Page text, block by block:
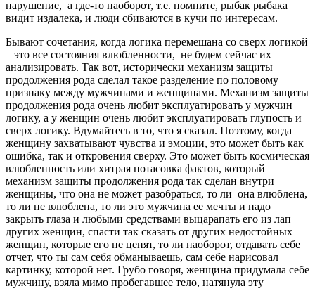
нарушение, а где-то наоборот, т.е. помните, рыбак рыбака
видит издалека, и люди сбиваются в кучи по интересам.
Бывают сочетания, когда логика перемешана со сверх логикой
– это все состояния влюбленности, не будем сейчас их
анализировать. Так вот, исторически механизм защиты
продолжения рода сделал такое разделение по половому
признаку между мужчинами и женщинами. Механизм защиты
продолжения рода очень любит эксплуатировать у мужчин
логику, а у женщин очень любит эксплуатировать глупость и
сверх логику. Вдумайтесь в то, что я сказал. Поэтому, когда
женщину захватывают чувства и эмоции, это может быть как
ошибка, так и откровения сверху. Это может быть космическая
влюбленность или хитрая потасовка фактов, который
механизм защиты продолжения рода так сделан внутри
женщины, что она не может разобраться, то ли она влюблена,
то ли не влюблена, то ли это мужчина ее мечты и надо
закрыть глаза и любыми средствами выцарапать его из лап
других женщин, спасти так сказать от других недостойных
женщин, которые его не ценят, то ли наоборот, отдавать себе
отчет, что ты сам себя обманываешь, сам себе нарисовал
картинку, которой нет. Грубо говоря, женщина придумала себе
мужчину, взяла мимо пробегавшее тело, натянула эту